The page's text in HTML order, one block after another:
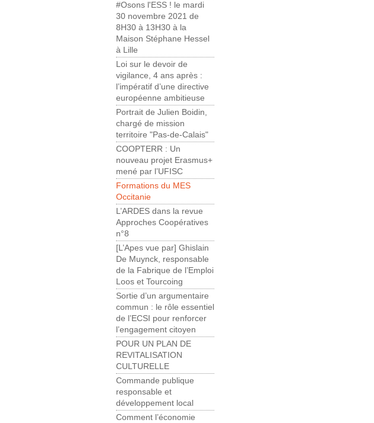
#Osons l'ESS ! le mardi
30 novembre 2021 de
8H30 à 13H30 à la
Maison Stéphane Hessel
à Lille
Loi sur le devoir de
vigilance, 4 ans après :
l’impératif d’une directive
européenne ambitieuse
Portrait de Julien Boidin,
chargé de mission
territoire "Pas-de-Calais"
COOPTERR : Un
nouveau projet Erasmus+
mené par l’UFISC
Formations du MES
Occitanie
L’ARDES dans la revue
Approches Coopératives
n°8
[L’Apes vue par] Ghislain
De Muynck, responsable
de la Fabrique de l’Emploi
Loos et Tourcoing
Sortie d’un argumentaire
commun : le rôle essentiel
de l’ECSI pour renforcer
l’engagement citoyen
POUR UN PLAN DE
REVITALISATION
CULTURELLE
Commande publique
responsable et
développement local
Comment l’économie